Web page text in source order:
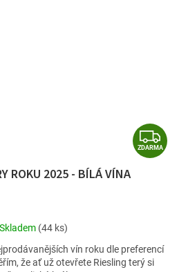
Z
D
ZDARMA
ROKU 2025 - BÍLÁ VÍNA
Průměrné
produktu
je
Skladem (44 ks)
vín roku dle preferencí
že ať už otevřete Riesling terý si